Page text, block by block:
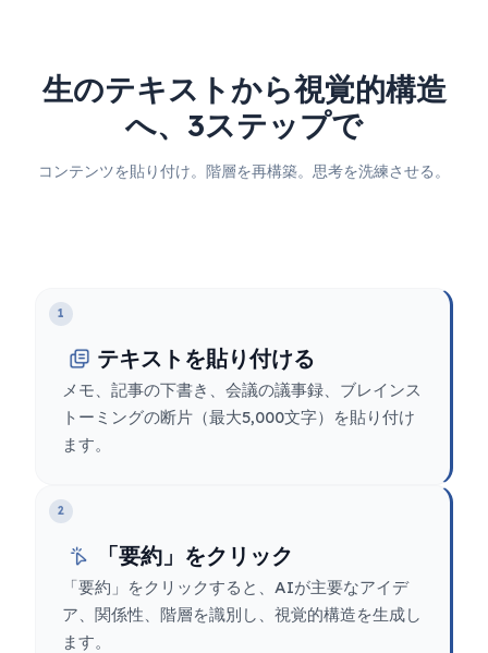
生のテキストから視覚的構造
へ、3ステップで
コンテンツを貼り付け。階層を再構築。思考を洗練させる。
1
テキストを貼り付ける
メモ、記事の下書き、会議の議事録、ブレインス
トーミングの断片（最大5,000文字）を貼り付け
ます。
2
「要約」をクリック
「要約」をクリックすると、AIが主要なアイデ
ア、関係性、階層を識別し、視覚的構造を生成し
ます。